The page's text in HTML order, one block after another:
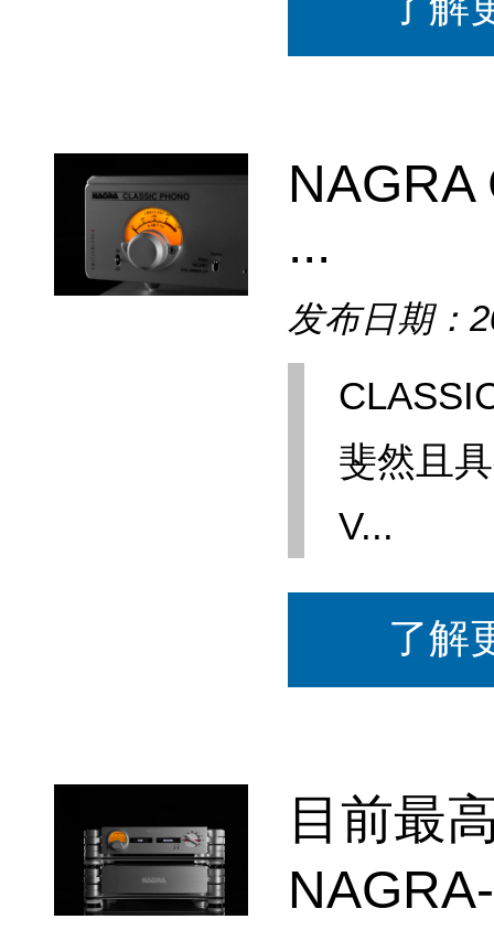
NAGRA
...
发布日期：
斐然且
V...
了解
目前最